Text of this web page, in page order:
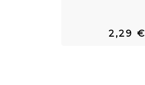
2,29 €